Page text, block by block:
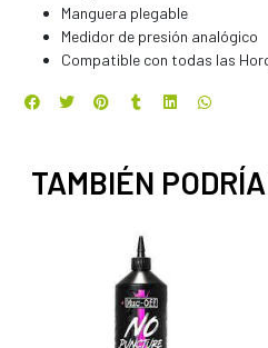
Manguera plegable
Medidor de presión analógico
Compatible con todas las
TAMBIÉN